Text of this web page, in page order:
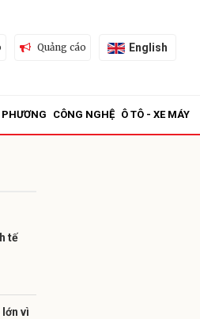
Quảng cáo English
CÔNG NGHỆ Ô TÔ - XE MÁY
tế
vì